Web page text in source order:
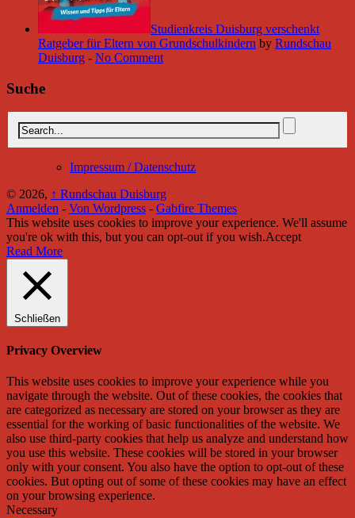
Studienkreis Duisburg verschenkt
Ratgeber für Eltern von Grundschulkindern by Rundschau
Duisburg - No Comment
Suche
Impressum / Datenschutz
© 2026, ↑ Rundschau Duisburg
Anmelden - Von Wordpress - Gabfire Themes
This website uses cookies to improve your experience. We'll assume
you're ok with this, but you can opt-out if you wish.Accept
Read More
Schließen
Privacy Overview
This website uses cookies to improve your experience while you
navigate through the website. Out of these cookies, the cookies that
are categorized as necessary are stored on your browser as they are
essential for the working of basic functionalities of the website. We
also use third-party cookies that help us analyze and understand how
you use this website. These cookies will be stored in your browser
only with your consent. You also have the option to opt-out of these
cookies. But opting out of some of these cookies may have an effect
on your browsing experience.
Necessary